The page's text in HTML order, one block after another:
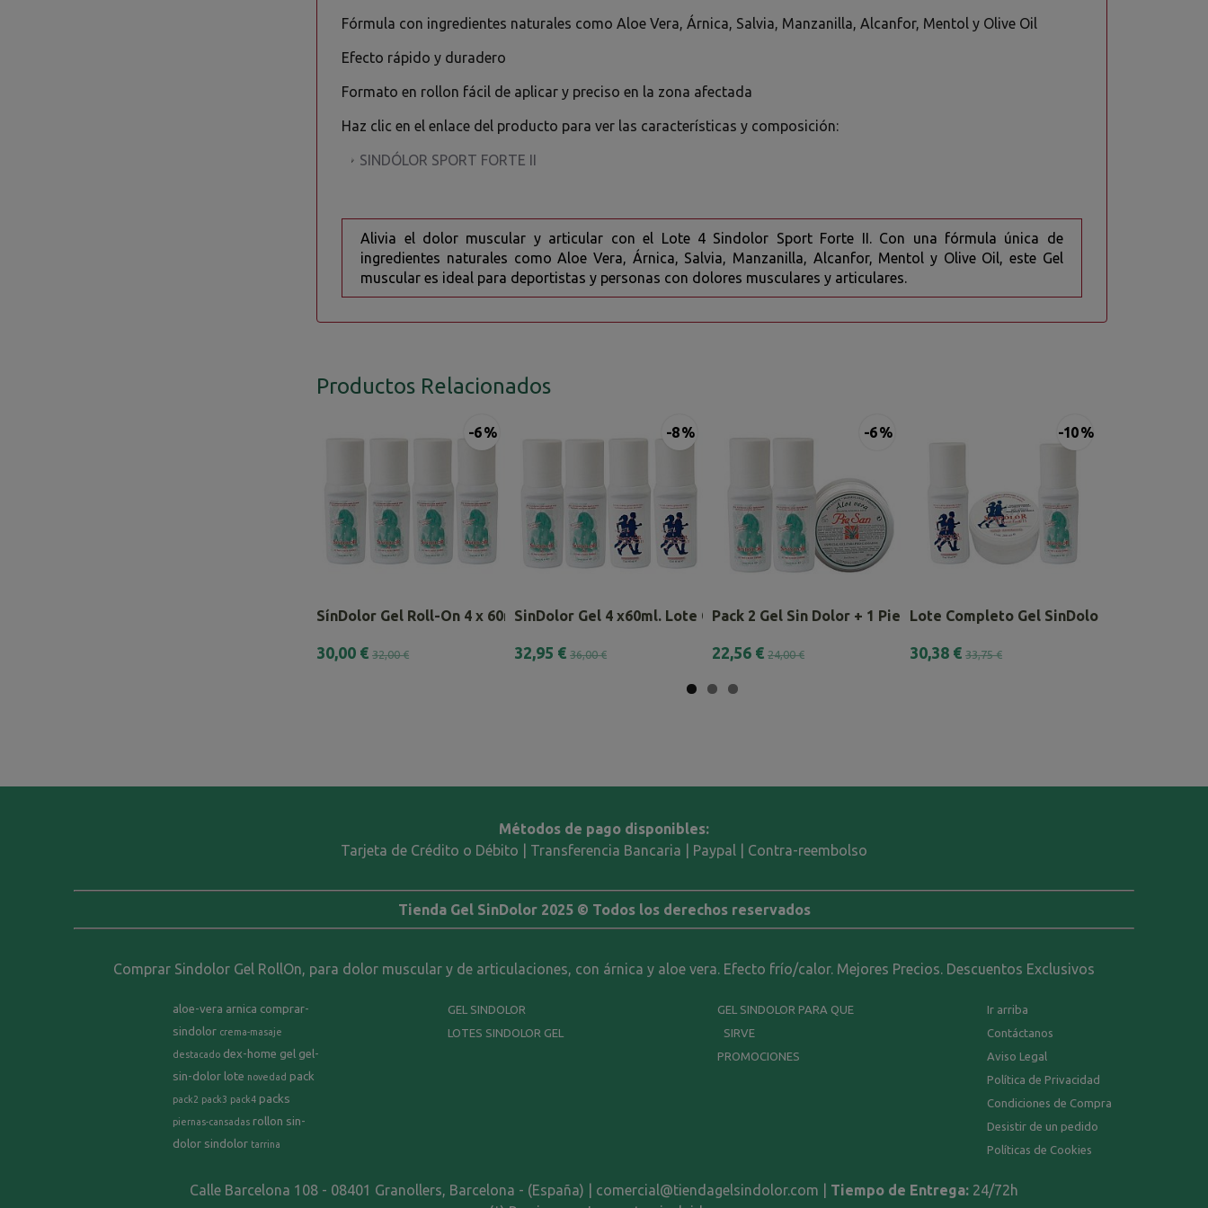
Fórmula con ingredientes naturales como Aloe Vera, Árnica, Salvia, Manzanilla, Alcanfor, Mentol y Olive Oil
Efecto rápido y duradero
Formato en rollon fácil de aplicar y preciso en la zona afectada
Haz clic en el enlace del producto para ver las características y composición:
SINDÓLOR SPORT FORTE II
Alivia el dolor muscular y articular con el Lote 4 Sindolor Sport Forte II. Con una fórmula única de
ingredientes naturales como Aloe Vera, Árnica, Salvia, Manzanilla, Alcanfor, Mentol y Olive Oil, este Gel
muscular es ideal para deportistas y personas con dolores musculares y articulares.
Productos Relacionados
-6 %
SínDolor Gel Roll-On 4 x 60ml – Pack...
30,00 € 32,00 €
-8 %
SinDolor Gel 4 x60ml. Lote Combinado
32,95 € 36,00 €
-6 %
Pack 2 Gel Sin Dolor + 1 Pie San...
22,56 € 24,00 €
-10 %
Lote Completo Gel SinDolor
30,38 € 33,75 €
Métodos de pago disponibles:
Tarjeta de Crédito o Débito | Transferencia Bancaria | Paypal | Contra-reembolso
Tienda Gel SinDolor 2025 © Todos los derechos reservados
Comprar Sindolor Gel RollOn, para dolor muscular y de articulaciones, con árnica y aloe vera. Efecto frío/calor. Mejores Precios. Descuentos Exclusivos
aloe-vera arnica comprar-
sindolor crema-masaje
destacado dex-home gel gel-
sin-dolor lote novedad pack
pack2 pack3 pack4 packs
piernas-cansadas rollon sin-
dolor sindolor tarrina
GEL SINDOLOR
LOTES SINDOLOR GEL
GEL SINDOLOR PARA QUE
SIRVE
PROMOCIONES
Ir arriba
Contáctanos
Aviso Legal
Política de Privacidad
Condiciones de Compra
Desistir de un pedido
Políticas de Cookies
Calle Barcelona 108 - 08401 Granollers, Barcelona - (España) | comercial@tiendagelsindolor.com | Tiempo de Entrega: 24/72h